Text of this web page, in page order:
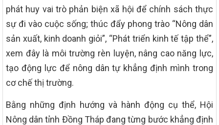
phát huy vai trò phản biện xã hội để chính sách thực
sự đi vào cuộc sống; thúc đẩy phong trào “Nông dân
sản xuất, kinh doanh giỏi”, “Phát triển kinh tế tập thể”,
xem đây là môi trường rèn luyện, nâng cao năng lực,
tạo động lực để nông dân tự khẳng định mình trong
cơ chế thị trường.
Bằng những định hướng và hành động cụ thể, Hội
Nông dân tỉnh Đồng Tháp đang từng bước khẳng định